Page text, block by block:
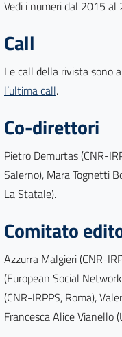
Vedi i numeri dal 2015 al
Call
Le call della rivista sono
l’ultima call.
Co-direttori
Pietro Demurtas (CNR-
Salerno), Mara Tognetti
La Statale).
Comitato
Azzurra Malgieri (CNR-
(European Social
(CNR-IRPPS, Roma),
Francesca Alice Vianello